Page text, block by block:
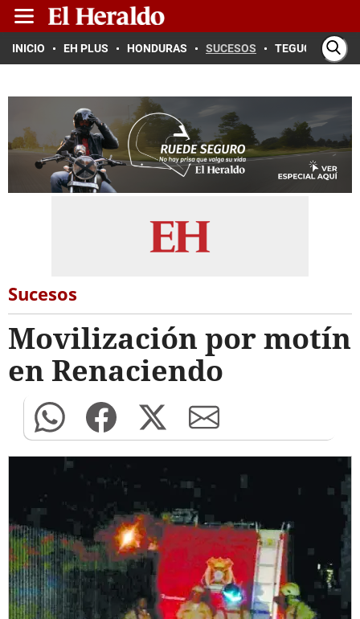
INICIO EH PLUS HONDURAS SUCESOS TEGUCIGALPA
Sucesos
Movilización por motín
en Renaciendo